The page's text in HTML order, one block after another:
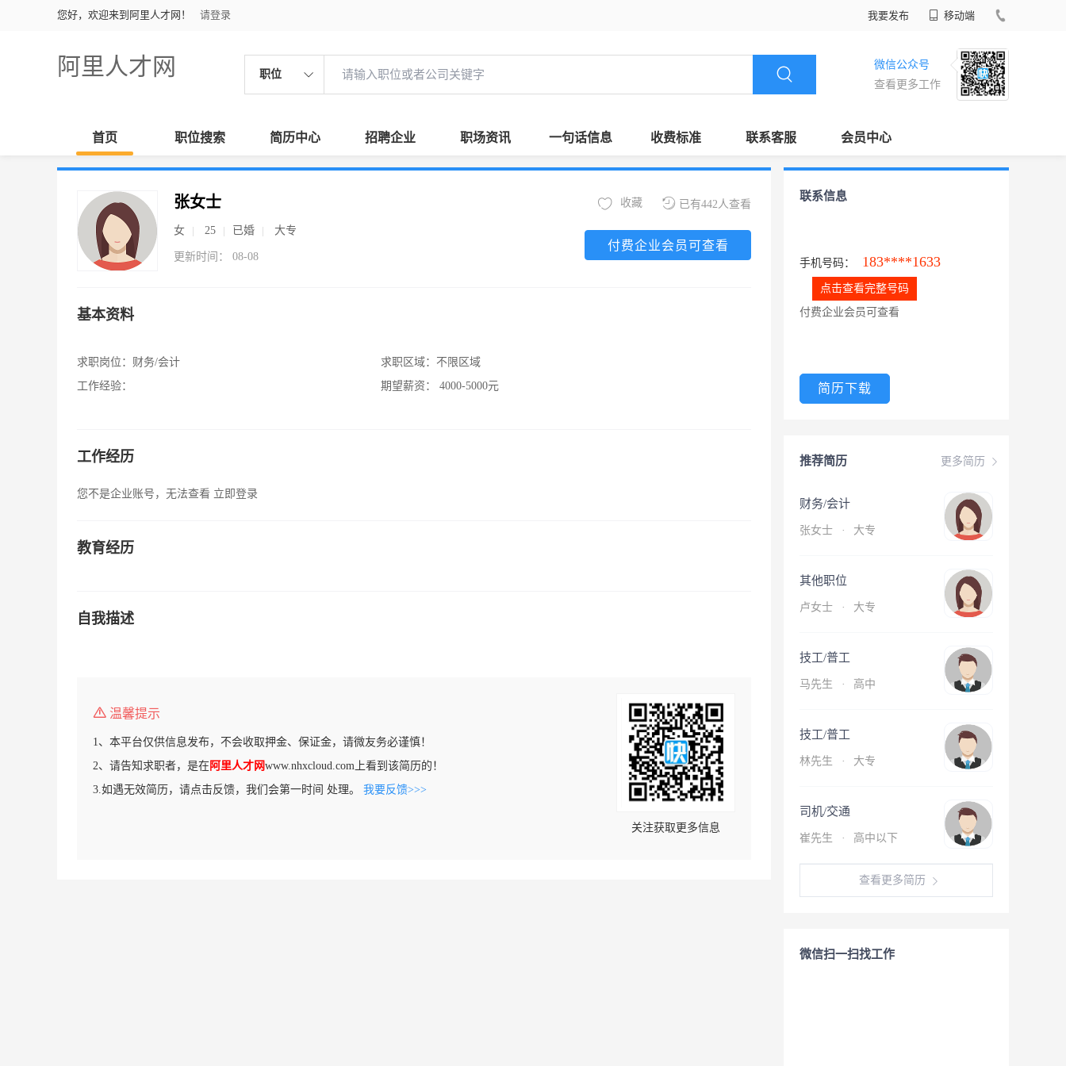
您好，欢迎来到阿里人才网！ 请登录 我要发布 移动端
阿里人才网 职位
微信公众号
查看更多工作
首页 职位搜索 简历中心 招聘企业 职场资讯 一句话信息 收费标准 联系客服 会员中心
张女士
女 25 已婚 大专
更新时间： 08-08
已有442人查看
收藏
付费企业会员可查看
基本资料
求职岗位： 财务/会计
工作经验：
求职区域： 不限区域
期望薪资：
4000-5000元
工作经历
您不是企业账号，无法查看 立即登录
教育经历
自我描述
温馨提示
1、本平台仅供信息发布，不会收取押金、保证金，请微友务必谨慎！
2、请告知求职者，是在阿里人才网www.nhxcloud.com上看到该简历的！
3.如遇无效简历，请点击反馈，我们会第一时间 处理。 我要反馈>>>
关注获取更多信息
联系信息
手机号码： 183****1633
点击查看完整号码
付费企业会员可查看
简历下载
更多简历
推荐简历
财务/会计
张女士 · 大专
其他职位
卢女士 · 大专
技工/普工
马先生 · 高中
技工/普工
林先生 · 大专
司机/交通
崔先生 · 高中以下
查看更多简历
微信扫一扫找工作